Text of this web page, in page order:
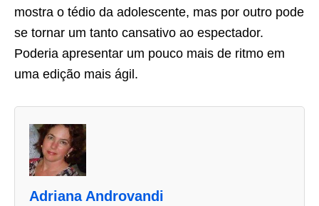
mostra o tédio da adolescente, mas por outro pode
se tornar um tanto cansativo ao espectador.
Poderia apresentar um pouco mais de ritmo em
uma edição mais ágil.
Adriana Androvandi